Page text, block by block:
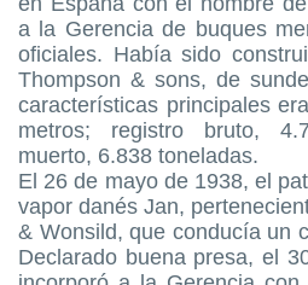
a la Gerencia de buques
oficiales. Había sido
Thompson & sons, de
características principales
metros; registro bruto,
muerto, 6.838 toneladas.
El 26 de mayo de 1938, el
vapor danés Jan,
& Wonsild, que conducía un
Declarado buena presa, el